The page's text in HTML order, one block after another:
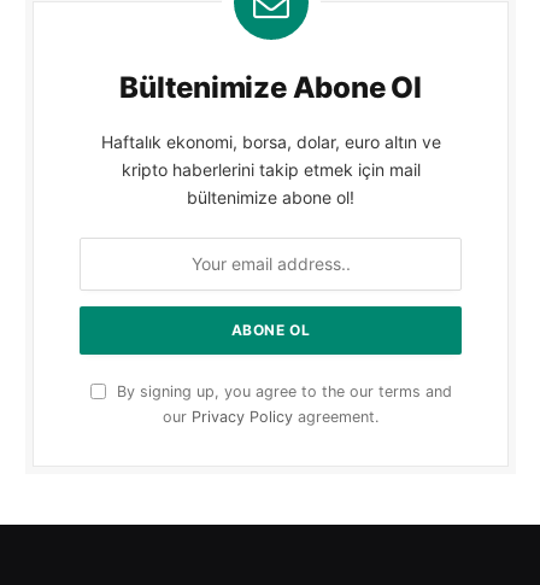
Bültenimize Abone Ol
Haftalık ekonomi, borsa, dolar, euro altın ve
kripto haberlerini takip etmek için mail
bültenimize abone ol!
By signing up, you agree to the our terms and
our Privacy Policy agreement.